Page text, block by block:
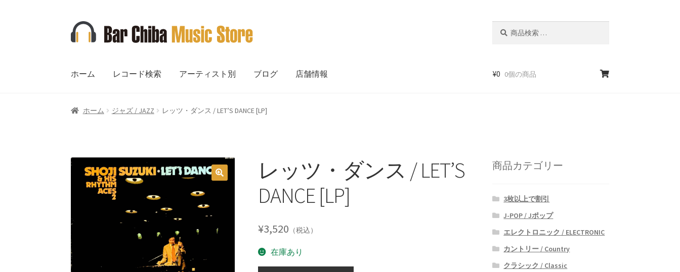
ナ
ビ
シ
へ
プ
コ
ン
ツ
キ
ホーム レコード検索 アーティスト別 ブログ 店舗情報 ¥0 0個の商品
ホーム ジャズ / JAZZ レッツ・ダンス / LET’S DANCE [LP]
レッツ・ダンス / LET’S
DANCE [LP]
¥3,520 （税込）
在庫あり
商品カテゴリー
3枚以上で割引
J-POP / Jポップ
エレクトロニック / ELECTRONIC
カントリー / Country
クラシック / Classic